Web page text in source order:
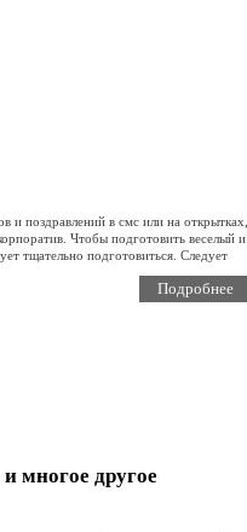
поздравлений в смс или на открытках,
Чтобы подготовить веселый и
тщательно подготовиться. Следует
Подробнее
многое другое